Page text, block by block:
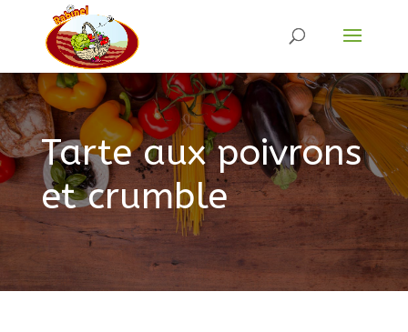
Tarte aux poivrons
et crumble